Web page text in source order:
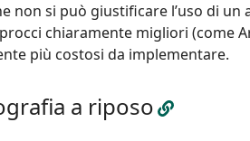
non si può giustificare l’uso di
chiaramente migliori (come
più costosi da implementare.
a riposo